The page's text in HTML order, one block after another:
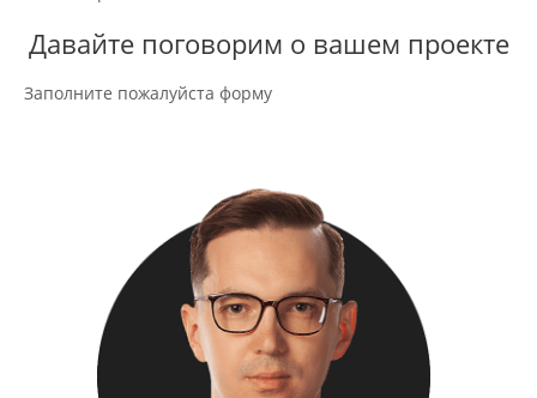
Давайте поговорим о вашем проекте
Заполните пожалуйста форму